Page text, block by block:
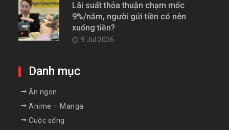
Lãi suất thỏa thuận chạm mốc
9%/năm, người gửi tiền có nên
xuống tiền?
9 Jul 2026
Danh mục
Ăn ngon
Anime – Manga
Cuộc sống